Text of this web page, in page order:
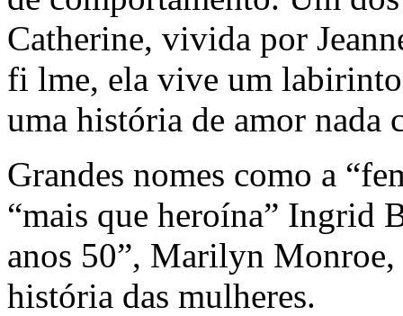
Catherine, vivida por
fi lme, ela vive um
uma história de amor nada
Grandes nomes como a
“mais que heroína” Ingrid
anos 50”, Marilyn Monroe,
história das mulheres.